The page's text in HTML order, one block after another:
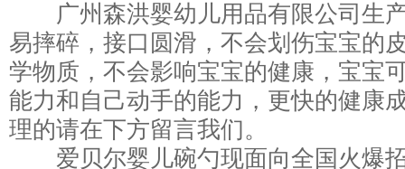
广州森洪婴幼儿用品有限公司生
易摔碎，接口圆滑，不会划伤宝宝的
学物质，不会影响宝宝的健康，宝宝
能力和自己动手的能力，更快的健康
理的请在下方留言我们。
爱贝尔婴儿碗勺现面向全国火爆